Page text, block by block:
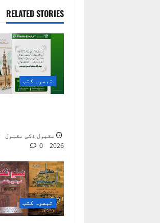
a
v
a
i
o
n
RELATED STORIES
تبصرہ کتب
مقبول ذکی مقبول
2026
0
تبصرہ کتب